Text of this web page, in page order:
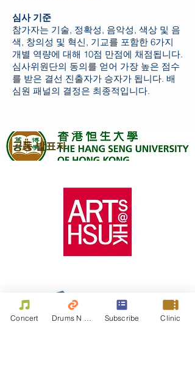
심사 기준
참가자는 기술, 정확성, 음악성, 색상 및 음
색, 창의성 및 혁신, 기교를 포함한 6가지
개별 역량에 대해 10점 만점에 채점됩니다.
심사위원단의 동의를 얻어 가장 높은 점수
를 받은 결선 진출자가 승자가 됩니다. 배
심원 패널의 결정은 최종적입니다.
공동 발표자
Concert Subscribe Clinic